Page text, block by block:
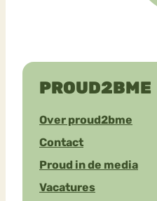
PROUD2BME
Over proud2bme
Contact
Proud in de media
Vacatures